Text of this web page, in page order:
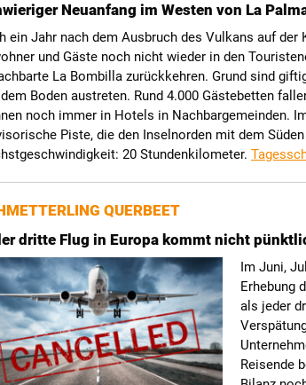
Neuanfang im Westen von La
ein Jahr nach dem Ausbruch des Vulkans auf der
und Gäste noch nicht wieder in den
La Bombilla zurückkehren. Grund sind
Boden austreten. Rund 4.000 Gästebetten
noch immer in Hotels in Nachbargemeinden.
Piste, die den Inselnorden mit dem
20 Stundenkilometer.
QUERBEET
dritte Flug in Europa kommt nicht
Im Juni,
Erhebung
als jeder
Reisende